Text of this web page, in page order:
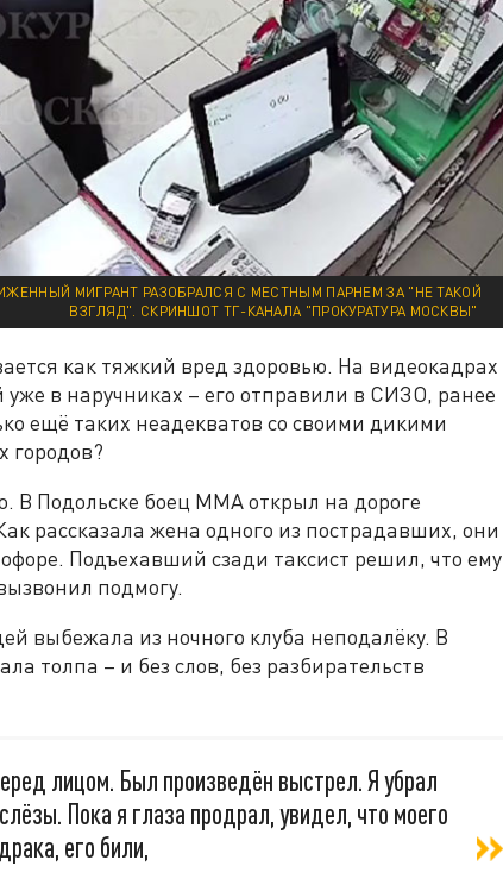
МИГРАНТ РАЗОБРАЛСЯ С МЕСТНЫМ ПАРНЕМ ЗА "НЕ ТАКОЙ
ВЗГЛЯД". СКРИНШОТ ТГ-КАНАЛА "ПРОКУРАТУРА МОСКВЫ"
как тяжкий вред здоровью. На видеокадрах
в наручниках – его отправили в СИЗО, ранее
ещё таких неадекватов со своими дикими
городов?
В Подольске боец ММА открыл на дороге
рассказала жена одного из пострадавших, они
Подъехавший сзади таксист решил, что ему
подмогу.
выбежала из ночного клуба неподалёку. В
толпа – и без слов, без разбирательств
лицом. Был произведён выстрел. Я убрал
Пока я глаза продрал, увидел, что моего
его били,